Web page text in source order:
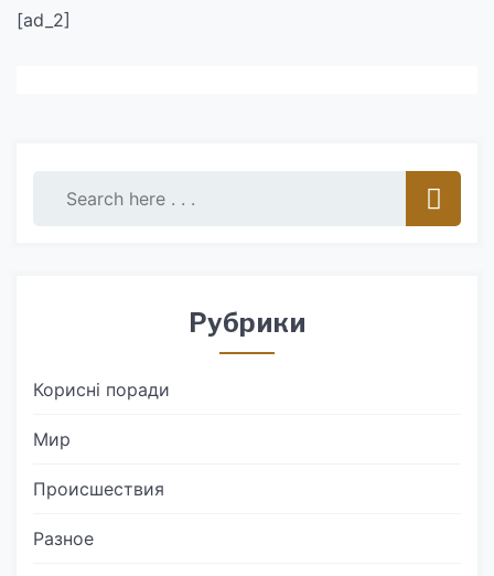
[ad_2]
Рубрики
Корисні поради
Мир
Происшествия
Разное